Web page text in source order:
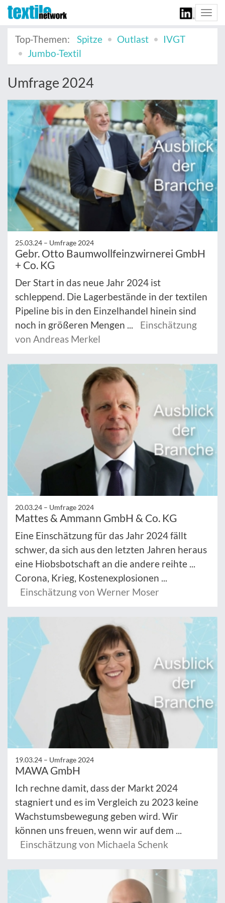
Top-Themen:
Spitze Outlast
IVGT
Jumbo-Textil
Umfrage 2024
25.03.24 – Umfrage 2024
Gebr. Otto Baumwollfeinzwirnerei GmbH
+ Co. KG
Der Start in das neue Jahr 2024 ist
schleppend. Die Lagerbestände in der textilen
Pipeline bis in den Einzelhandel hinein sind
noch in größeren Mengen ...
Einschätzung
von Andreas Merkel
20.03.24 – Umfrage 2024
Mattes & Ammann GmbH & Co. KG
Eine Einschätzung für das Jahr 2024 fällt
schwer, da sich aus den letzten Jahren heraus
eine Hiobsbotschaft an die andere reihte ...
Corona, Krieg, Kostenexplosionen ...
Einschätzung von Werner Moser
19.03.24 – Umfrage 2024
MAWA GmbH
Ich rechne damit, dass der Markt 2024
stagniert und es im Vergleich zu 2023 keine
Wachstumsbewegung geben wird. Wir
können uns freuen, wenn wir auf dem ...
Einschätzung von Michaela Schenk